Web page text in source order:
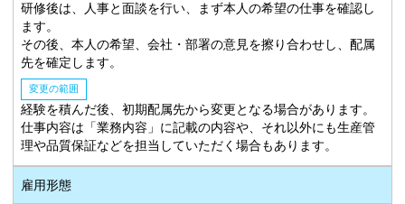
研修後は、人事と面談を行い、まず本人の希望の仕事を確認し
ます。
その後、本人の希望、会社・部署の意見を擦り合わせし、配属
先を確定します。
変更の範囲
経験を積んだ後、初期配属先から変更となる場合があります。
仕事内容は「業務内容」に記載の内容や、それ以外にも生産管
理や品質保証などを担当していただく場合もあります。
雇用形態